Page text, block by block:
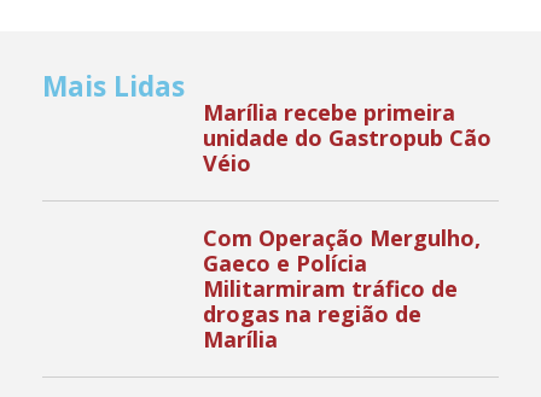
Mais Lidas
Marília recebe primeira
unidade do Gastropub Cão
Véio
Com Operação Mergulho,
Gaeco e Polícia
Militarmiram tráfico de
drogas na região de
Marília